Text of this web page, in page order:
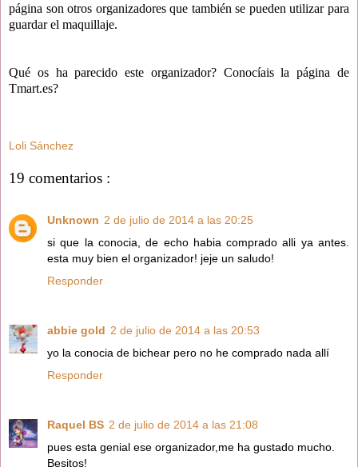
página son otros organizadores que también se pueden utilizar para
guardar el maquillaje.
Qué os ha parecido este organizador? Conocíais la página de
Tmart.es?
Loli Sánchez
19 comentarios :
Unknown 2 de julio de 2014 a las 20:25
si que la conocia, de echo habia comprado alli ya antes.
esta muy bien el organizador! jeje un saludo!
Responder
abbie gold 2 de julio de 2014 a las 20:53
yo la conocia de bichear pero no he comprado nada allí
Responder
Raquel BS 2 de julio de 2014 a las 21:08
pues esta genial ese organizador,me ha gustado mucho.
Besitos!